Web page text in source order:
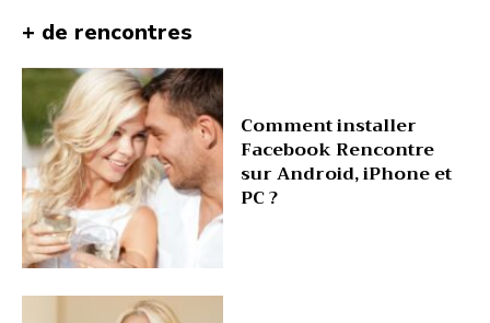
+ de rencontres
Comment installer
Facebook Rencontre
sur Android, iPhone et
PC ?